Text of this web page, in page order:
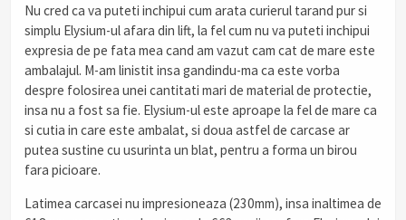
Nu cred ca va puteti inchipui cum arata curierul tarand pur si
simplu Elysium-ul afara din lift, la fel cum nu va puteti inchipui
expresia de pe fata mea cand am vazut cam cat de mare este
ambalajul. M-am linistit insa gandindu-ma ca este vorba
despre folosirea unei cantitati mari de material de protectie,
insa nu a fost sa fie. Elysium-ul este aproape la fel de mare ca
si cutia in care este ambalat, si doua astfel de carcase ar
putea sustine cu usurinta un blat, pentru a forma un birou
fara picioare.
Latimea carcasei nu impresioneaza (230mm), insa inaltimea de